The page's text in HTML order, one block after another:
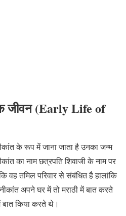
जीवन (Early Life of
के रूप में जाना जाता है उनका जन्म
का नाम छत्रपति शिवाजी के नाम पर
वह तमिल परिवार से संबंधित है हालांकि
अपने घर में तो मराठी में बात करते
किया करते थे।